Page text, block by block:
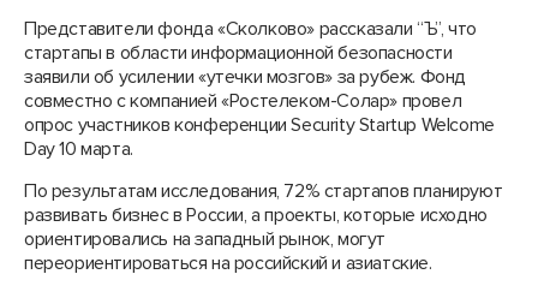
Представители фонда «Сколково» рассказали “Ъ”, что
стартапы в области информационной безопасности
заявили об усилении «утечки мозгов» за рубеж. Фонд
совместно с компанией «Ростелеком-Солар» провел
опрос участников конференции Security Startup Welcome
Day 10 марта.
По результатам исследования, 72% стартапов планируют
развивать бизнес в России, а проекты, которые исходно
ориентировались на западный рынок, могут
переориентироваться на российский и азиатские.